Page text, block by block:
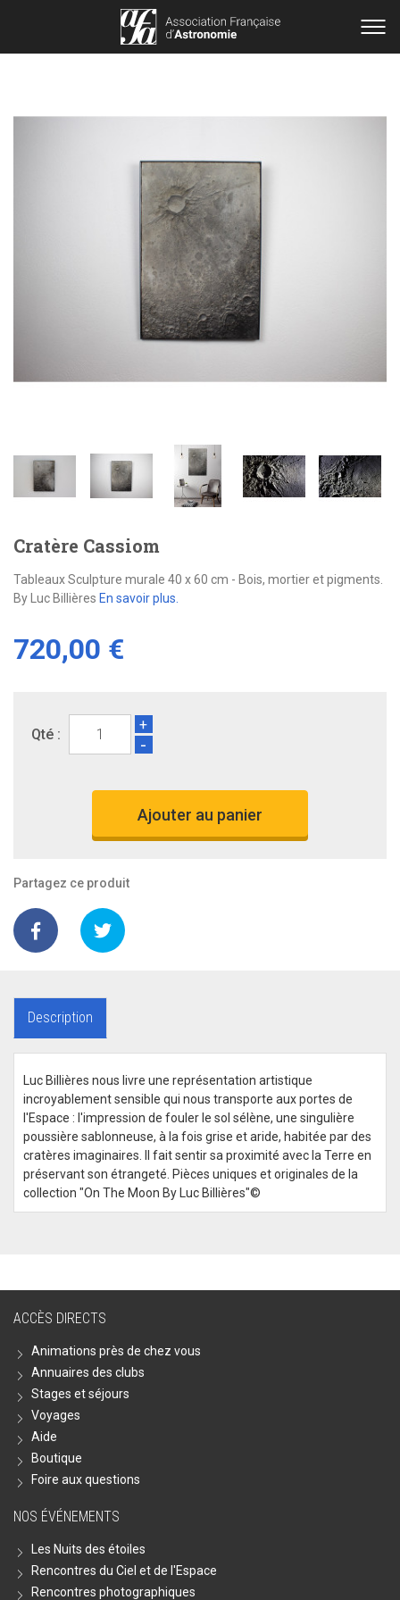
Cratère Cassiom
Tableaux Sculpture murale 40 x 60 cm - Bois, mortier et pigments.
By Luc Billières En savoir plus.
720,00 €
Qté :
+
-
Ajouter au panier
Partagez ce produit
Description
Luc Billières nous livre une représentation artistique
incroyablement sensible qui nous transporte aux portes de
l'Espace : l'impression de fouler le sol sélène, une singulière
poussière sablonneuse, à la fois grise et aride, habitée par des
cratères imaginaires. Il fait sentir sa proximité avec la Terre en
préservant son étrangeté. Pièces uniques et originales de la
collection "On The Moon By Luc Billières"©
ACCÈS DIRECTS
Animations près de chez vous
Annuaires des clubs
Stages et séjours
Voyages
Aide
Boutique
Foire aux questions
NOS ÉVÉNEMENTS
Les Nuits des étoiles
Rencontres du Ciel et de l'Espace
Rencontres photographiques